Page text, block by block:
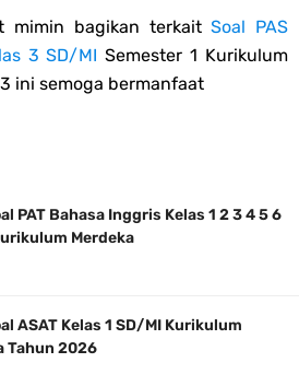
mimin bagikan terkaitSoal PAS
3 SD/MI Semester 1 Kurikulum
ini semoga bermanfaat
PAT Bahasa Inggris Kelas 1 2 3 4 5 6
Merdeka
ASAT Kelas 1 SD/MI Kurikulum
Tahun 2026